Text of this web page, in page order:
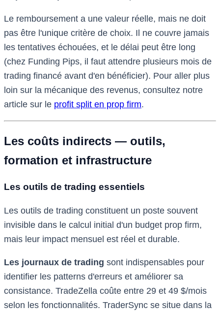
Le remboursement a une valeur réelle, mais ne doit
pas être l'unique critère de choix. Il ne couvre jamais
les tentatives échouées, et le délai peut être long
(chez Funding Pips, il faut attendre plusieurs mois de
trading financé avant d'en bénéficier). Pour aller plus
loin sur la mécanique des revenus, consultez notre
article sur le profit split en prop firm.
Les coûts indirects — outils,
formation et infrastructure
Les outils de trading essentiels
Les outils de trading constituent un poste souvent
invisible dans le calcul initial d'un budget prop firm,
mais leur impact mensuel est réel et durable.
Les journaux de trading sont indispensables pour
identifier les patterns d'erreurs et améliorer sa
consistance. TradeZella coûte entre 29 et 49 $/mois
selon les fonctionnalités. TraderSync se situe dans la